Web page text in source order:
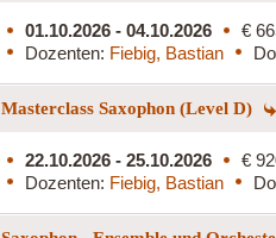
01.10.2026 - 04.10.2026
€
Dozenten: Fiebig, Bastian
Masterclass Saxophon (Level D)
22.10.2026 - 25.10.2026
€
Dozenten: Fiebig, Bastian